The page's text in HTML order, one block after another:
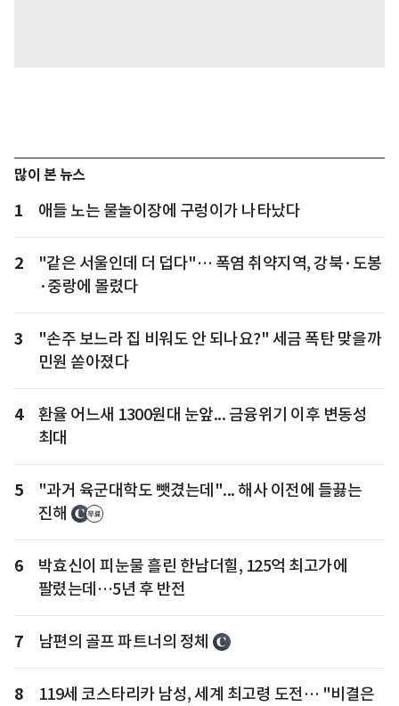
많이 본 뉴스
1 애들 노는 물놀이장에 구렁이가 나타났다
2
"같은 서울인데 더 덥다"… 폭염 취약지역, 강북·도봉
·중랑에 몰렸다
3
"손주 보느라 집 비워도 안 되나요?" 세금 폭탄 맞을까
민원 쏟아졌다
4
환율 어느새 1300원대 눈앞... 금융위기 이후 변동성
최대
5
"과거 육군대학도 뺏겼는데"... 해사 이전에 들끓는
진해
6
박효신이 피눈물 흘린 한남더힐, 125억 최고가에
팔렸는데…5년 후 반전
7 남편의 골프 파트너의 정체
8
119세 코스타리카 남성, 세계 최고령 도전… "비결은